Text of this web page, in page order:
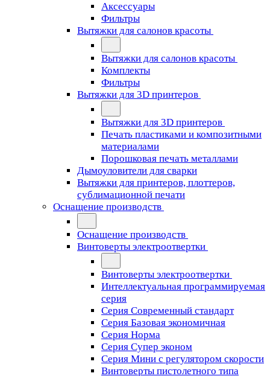
Аксессуары
Фильтры
Вытяжки для салонов красоты
Вытяжки для салонов красоты
Комплекты
Фильтры
Вытяжки для 3D принтеров
Вытяжки для 3D принтеров
Печать пластиками и композитными
материалами
Порошковая печать металлами
Дымоуловители для сварки
Вытяжки для принтеров, плоттеров,
сублимационной печати
Оснащение производств
Оснащение производств
Винтоверты электроотвертки
Винтоверты электроотвертки
Интеллектуальная программируемая
серия
Серия Современный стандарт
Серия Базовая экономичная
Серия Норма
Серия Cупер эконом
Серия Мини с регулятором скорости
Винтоверты пистолетного типа